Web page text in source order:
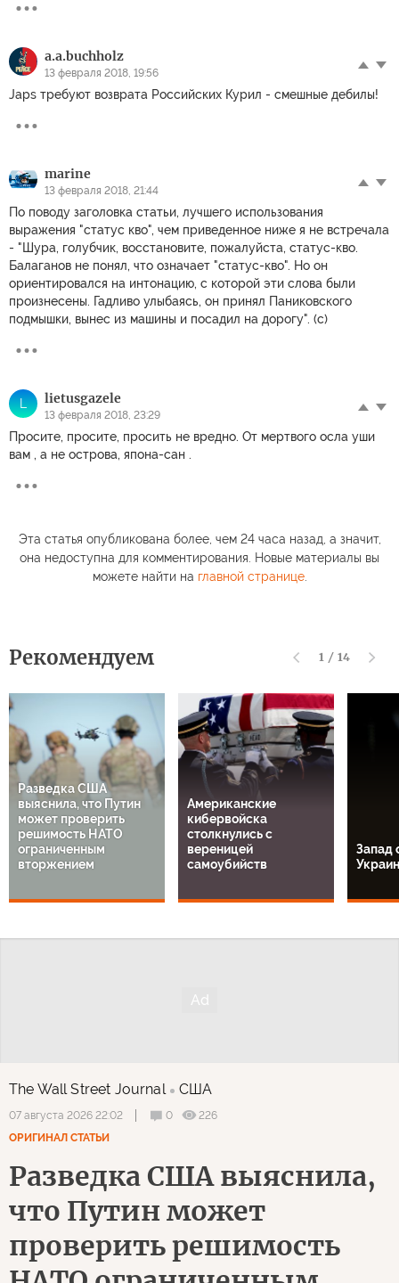
a.a.buchholz
13 февраля 2018, 19:56
Japs требуют возврата Российских Курил - смешные дебилы!
marine
13 февраля 2018, 21:44
По поводу заголовка статьи, лучшего использования
выражения "статус кво", чем приведенное ниже я не встречала
- "Шура, голубчик, восстановите, пожалуйста, статус-кво.
Балаганов не понял, что означает "статус-кво". Но он
ориентировался на интонацию, с которой эти слова были
произнесены. Гадливо улыбаясь, он принял Паниковского
подмышки, вынес из машины и посадил на дорогу". (с)
L lietusgazele
13 февраля 2018, 23:29
Просите, просите, просить не вредно. От мертвого осла уши
вам , а не острова, япона-сан .
Эта статья опубликована более, чем 24 часа назад, а значит,
она недоступна для комментирования. Новые материалы вы
можете найти на главной странице.
Рекомендуем 1 / 14
Разведка США
выяснила, что Путин
может проверить
решимость НАТО
ограниченным
вторжением
Американские
кибервойска
столкнулись с
вереницей
самоубийств
Запад
The Wall Street Journal США
07 августа 2026 22:02 0
226
ОРИГИНАЛ СТАТЬИ
Разведка США выяснила,
что Путин может
проверить решимость